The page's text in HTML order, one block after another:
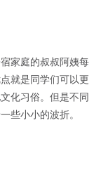
家庭的叔叔阿姨每
就是同学们可以更
化习俗。但是不同
些小小的波折。